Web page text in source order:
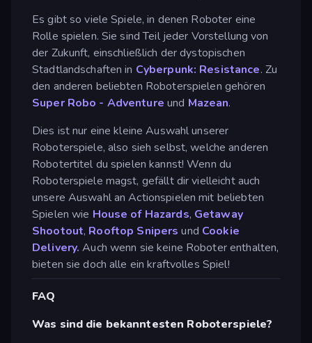
Es gibt so viele Spiele, in denen Roboter eine
Rolle spielen. Sie sind Teil jeder Vorstellung von
der Zukunft, einschließlich der dystopischen
Stadtlandschaften in Cyberpunk: Resistance. Zu
den anderen beliebten Roboterspielen gehören
Super Robo - Adventure und Mazean.
Dies ist nur eine kleine Auswahl unserer
Roboterspiele, also sieh selbst, welche anderen
Robotertitel du spielen kannst! Wenn du
Roboterspiele magst, gefällt dir vielleicht auch
unsere Auswahl an Actionspielen mit beliebten
Spielen wie House of Hazards, Getaway
Shootout, Rooftop Snipers und Cookie
Delivery. Auch wenn sie keine Roboter enthalten,
bieten sie doch alle ein kraftvolles Spiel!
FAQ
Was sind die bekanntesten Roboterspiele?